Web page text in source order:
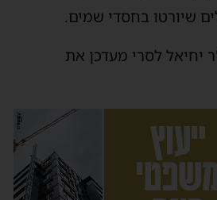
יחיאל לסרי מעדכן את